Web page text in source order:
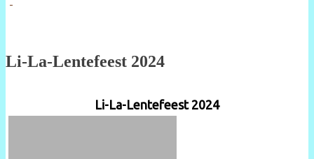
Li-La-Lentefeest 2024
Li-La-Lentefeest 2024